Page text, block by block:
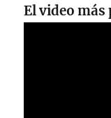
El video